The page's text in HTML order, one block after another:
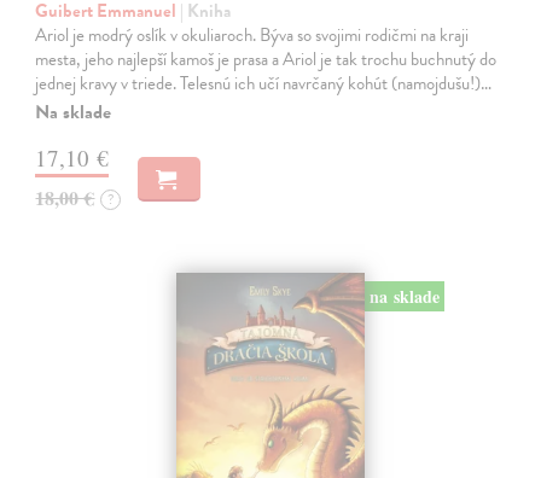
Guibert Emmanuel | Kniha
Ariol je modrý oslík v okuliaroch. Býva so svojimi rodičmi na kraji
mesta, jeho najlepší kamoš je prasa a Ariol je tak trochu buchnutý do
jednej kravy v triede. Telesnú ich učí navrčaný kohút (namojdušu!)…
Na sklade
17,10 €
18,00 € ?
na sklade